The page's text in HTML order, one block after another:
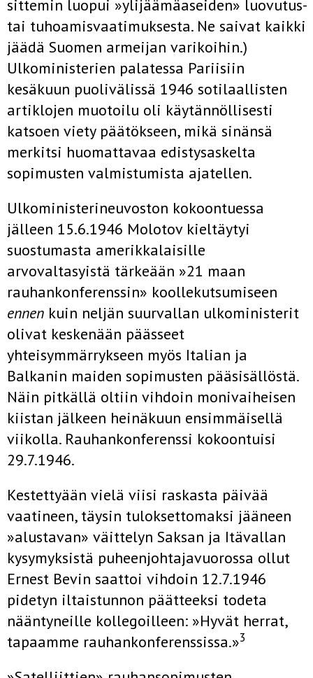
sittemin luopui »ylijäämäaseiden» luovutus-
tai tuhoamisvaatimuksesta. Ne saivat kaikki
jäädä Suomen armeijan varikoihin.)
Ulkoministerien palatessa Pariisiin
kesäkuun puolivälissä 1946 sotilaallisten
artiklojen muotoilu oli käytännöllisesti
katsoen viety päätökseen, mikä sinänsä
merkitsi huomattavaa edistysaskelta
sopimusten valmistumista ajatellen.
Ulkoministerineuvoston kokoontuessa
jälleen 15.6.1946 Molotov kieltäytyi
suostumasta amerikkalaisille
arvovaltasyistä tärkeään »21 maan
rauhankonferenssin» koollekutsumiseen
ennen kuin neljän suurvallan ulkoministerit
olivat keskenään päässeet
yhteisymmärrykseen myös Italian ja
Balkanin maiden sopimusten pääsisällöstä.
Näin pitkällä oltiin vihdoin monivaiheisen
kiistan jälkeen heinäkuun ensimmäisellä
viikolla. Rauhankonferenssi kokoontuisi
29.7.1946.
Kestettyään vielä viisi raskasta päivää
vaatineen, täysin tuloksettomaksi jääneen
»alustavan» väittelyn Saksan ja Itävallan
kysymyksistä puheenjohtajavuorossa ollut
Ernest Bevin saattoi vihdoin 12.7.1946
pidetyn iltaistunnon päätteeksi todeta
nääntyneille kollegoilleen: »Hyvät herrat,
tapaamme rauhankonferenssissa.»3